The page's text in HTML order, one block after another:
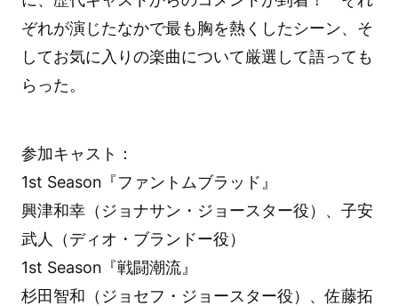
ぞれが演じたなかで最も胸を熱くしたシーン、そ
してお気に入りの楽曲について厳選して語っても
らった。
参加キャスト：
1st Season『ファントムブラッド』
興津和幸（ジョナサン・ジョースター役）、子安
武人（ディオ・ブランドー役）
1st Season『戦闘潮流』
杉田智和（ジョセフ・ジョースター役）、佐藤拓